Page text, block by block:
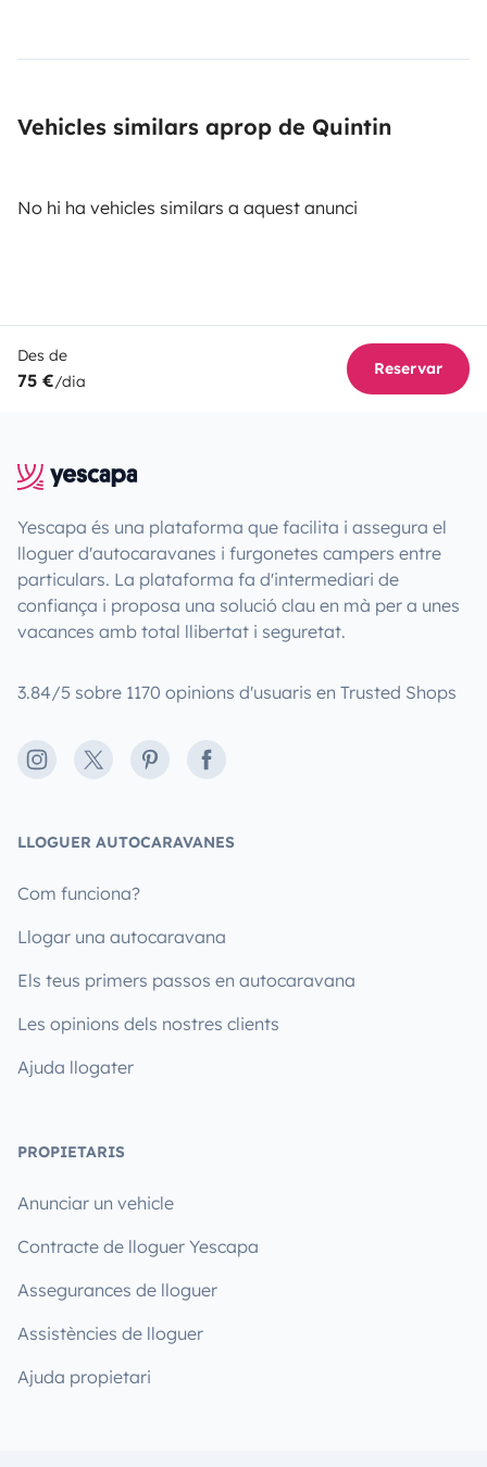
Vehicles similars aprop de Quintin
No hi ha vehicles similars a aquest anunci
Des de
75 €/dia
Reservar
Yescapa és una plataforma que facilita i assegura el
lloguer d'autocaravanes i furgonetes campers entre
particulars. La plataforma fa d'intermediari de
confiança i proposa una solució clau en mà per a unes
vacances amb total llibertat i seguretat.
3.84/5 sobre 1170 opinions d'usuaris en Trusted Shops
Instagram
X PinterestFacebook
LLOGUER AUTOCARAVANES
Com funciona?
Llogar una autocaravana
Els teus primers passos en autocaravana
Les opinions dels nostres clients
Ajuda llogater
PROPIETARIS
Anunciar un vehicle
Contracte de lloguer Yescapa
Assegurances de lloguer
Assistències de lloguer
Ajuda propietari